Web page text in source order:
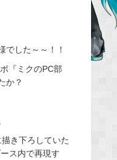
でした～～！！
『ミクのPC部
か？
き下ろしていた
ス内で再現す